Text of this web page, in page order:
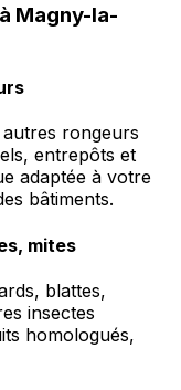
Magny-la-
rongeurs
entrepôts et
adaptée à votre
bâtiments.
mites
blattes,
insectes
homologués,